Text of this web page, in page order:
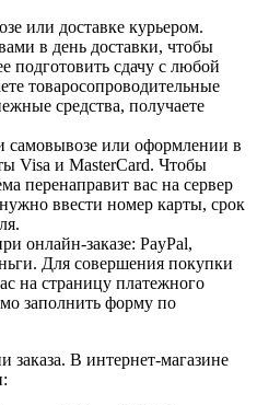
или доставке курьером.
в день доставки, чтобы
подготовить сдачу с любой
товаросопроводительные
средства, получаете
самовывозе или оформлении в
Visa и MasterCard. Чтобы
перенаправит вас на сервер
ввести номер карты, срок
онлайн-заказе: PayPal,
Для совершения покупки
на страницу платежного
заполнить форму по
заказа. В интернет-магазине